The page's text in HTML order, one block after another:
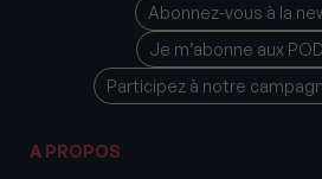
Abonnez-vous à la
Je m’abonne aux
Participez à notre
A PROPOS